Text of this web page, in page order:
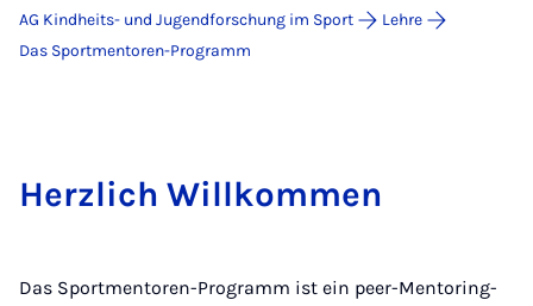
AG Kindheits- und Jugendforschung im Sport
Lehre
Das Sportmentoren-Programm
Herzlich Willkommen
Das Sportmentoren-Programm ist ein peer-Mentoring-